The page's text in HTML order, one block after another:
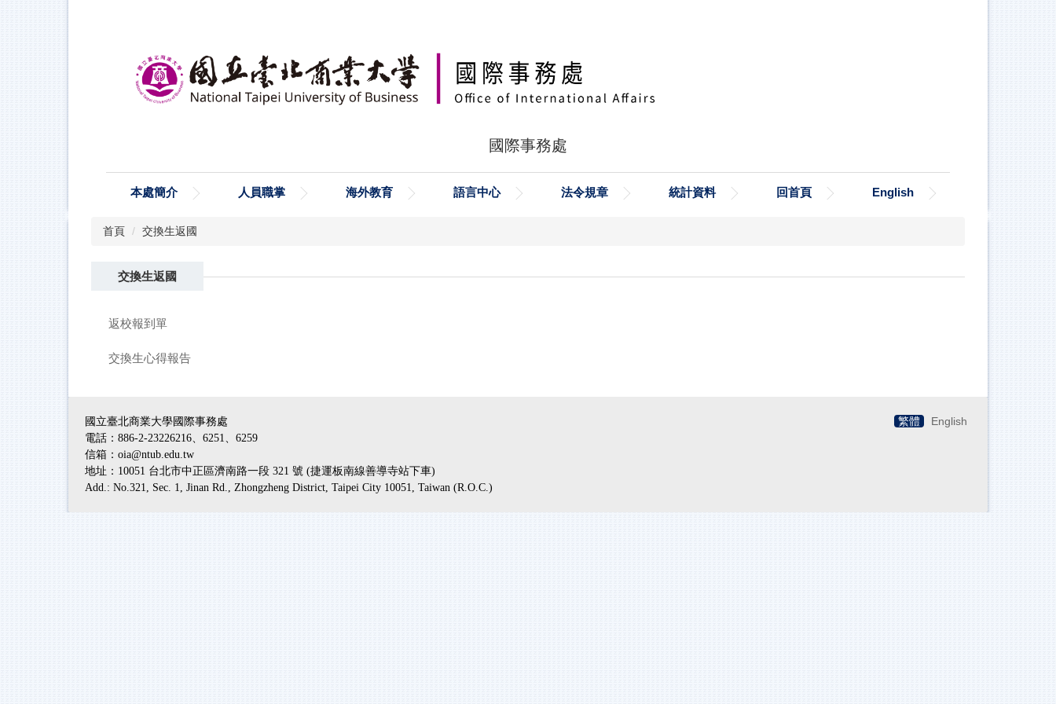
國際事務處
本處簡介 人員職掌 海外教育 語言中心 法令規章 統計資料 回首頁 English
首頁 交換生返國
交換生返國
返校報到單
交換生心得報告
繁體 English
國立臺北商業大學國際事務處
電話：886-2-23226216、6251、6259
信箱：oia@ntub.edu.tw
地址：10051 台北市中正區濟南路一段 321 號 (捷運板南線善導寺站下車)
Add.: No.321, Sec. 1, Jinan Rd., Zhongzheng District, Taipei City 10051, Taiwan (R.O.C.)